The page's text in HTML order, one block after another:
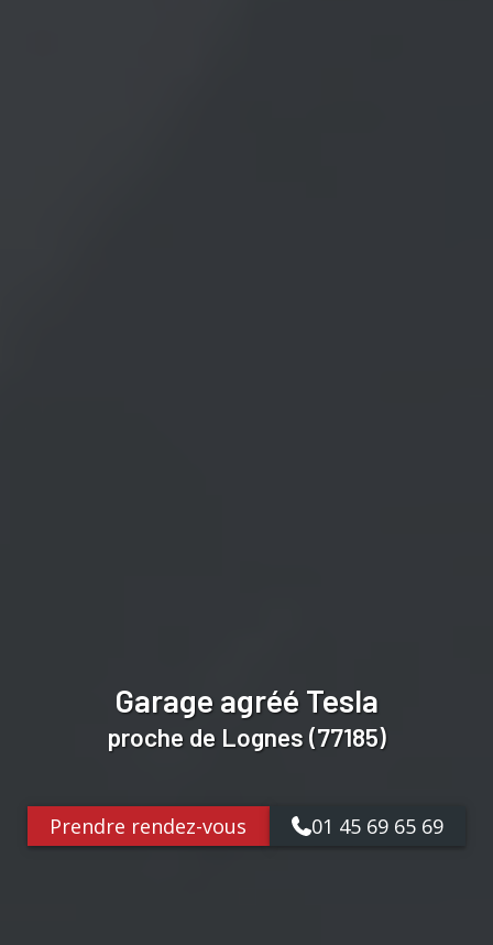
Garage agréé Tesla
proche de Lognes (77185)
Prendre rendez-vous 01 45 69 65 69